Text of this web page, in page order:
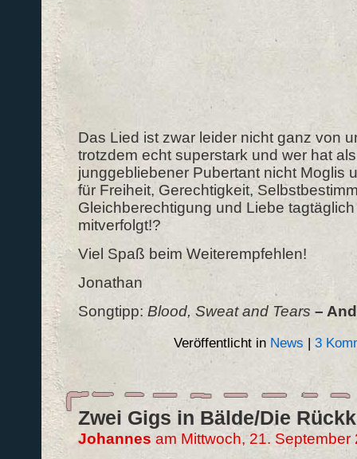
Das Lied ist zwar leider nicht ganz von
trotzdem echt superstark und wer hat
junggebliebener Pubertant nicht Moglis
für Freiheit, Gerechtigkeit,
Gleichberechtigung und Liebe
mitverfolgt!?
Viel Spaß beim Weiterempfehlen!
Jonathan
Songtipp: Blood, Sweat and Tears –
Veröffentlicht in News | 3
Zwei Gigs in Bälde/Die
Johannes am Mittwoch, 21. September